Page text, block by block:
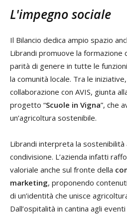
L'impegno sociale
Il Bilancio dedica ampio spazio
Librandi promuove la formazione
parità di genere in tutte le
la comunità locale. Tra le
collaborazione con AVIS, giunta
progetto “Scuole in Vigna”, che
un’agricoltura sostenibile.
Librandi interpreta la sostenibilità
condivisione. L’azienda infatti
valoriale anche sul fronte della
marketing, proponendo
di un’identità che unisce
Dall’ospitalità in cantina agli